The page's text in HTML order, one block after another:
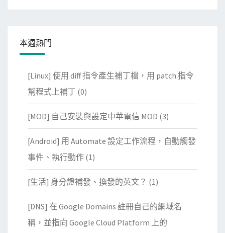
本週熱門
[Linux] 使用 diff 指令產生補丁檔，用 patch 指令
幫程式上補丁 (0)
[MOD] 自己安裝與設定中華電信 MOD (3)
[Android] 用 Automate 設定工作流程，自動觸發
事件、執行動作 (1)
[生活] 身分證補發、換發的英文？ (1)
[DNS] 在 Google Domains 註冊自己的網域名
稱，並指向 Google Cloud Platform 上的